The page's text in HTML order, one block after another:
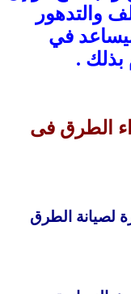
والتدهور
في
بذلك .
الطرق فى
لصيانة الطرق